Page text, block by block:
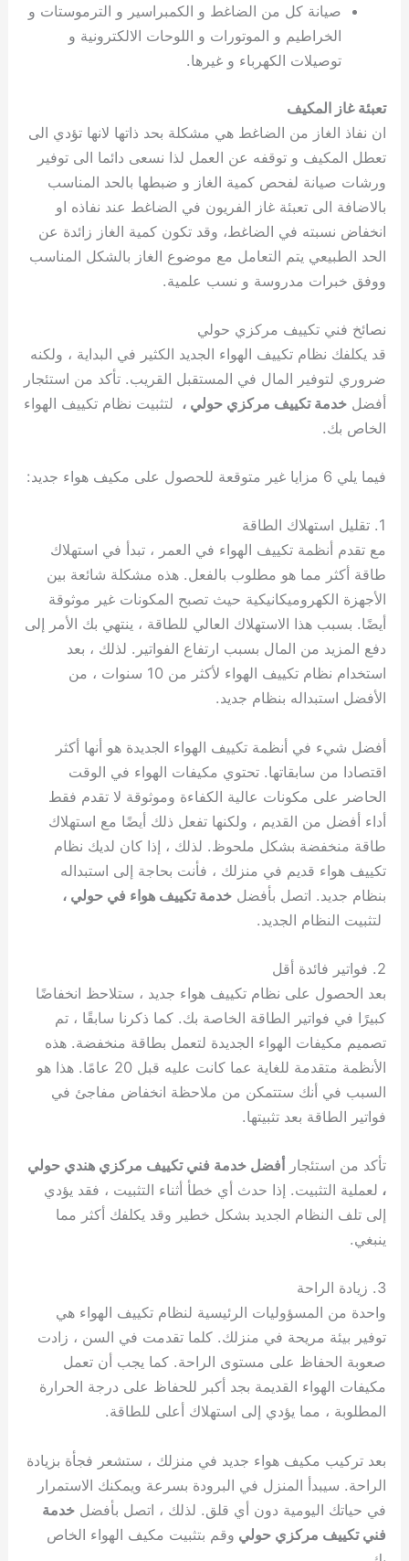
صيانة كل من الضاغط و الكمبراسير و الترموستات و
الخراطيم و الموتورات و اللوحات الالكترونية و
توصيلات الكهرباء و غيرها.
تعبئة غاز المكيف
ان نفاذ الغاز من الضاغط هي مشكلة بحد ذاتها لانها تؤدي الى
تعطل المكيف و توقفه عن العمل لذا نسعى دائما الى توفير
ورشات صيانة لفحص كمية الغاز و ضبطها بالحد المناسب
بالاضافة الى تعبئة غاز الفريون في الضاغط عند نفاذه او
انخفاض نسبته في الضاغط، وقد تكون كمية الغاز زائدة عن
الحد الطبيعي يتم التعامل مع موضوع الغاز بالشكل المناسب
ووفق خبرات مدروسة و نسب علمية.
نصائخ فني تكييف مركزي حولي
قد يكلفك نظام تكييف الهواء الجديد الكثير في البداية ، ولكنه
ضروري لتوفير المال في المستقبل القريب. تأكد من استئجار
أفضلخدمة تكييف مركزي حولي ، لتثبيت نظام تكييف الهواء
الخاص بك.
فيما يلي 6 مزايا غير متوقعة للحصول على مكيف هواء جديد:
1. تقليل استهلاك الطاقة
مع تقدم أنظمة تكييف الهواء في العمر ، تبدأ في استهلاك
طاقة أكثر مما هو مطلوب بالفعل. هذه مشكلة شائعة بين
الأجهزة الكهروميكانيكية حيث تصبح المكونات غير موثوقة
أيضًا. بسبب هذا الاستهلاك العالي للطاقة ، ينتهي بك الأمر إلى
دفع المزيد من المال بسبب ارتفاع الفواتير. لذلك ، بعد
استخدام نظام تكييف الهواء لأكثر من 10 سنوات ، من
الأفضل استبداله بنظام جديد.
أفضل شيء في أنظمة تكييف الهواء الجديدة هو أنها أكثر
اقتصادا من سابقاتها. تحتوي مكيفات الهواء في الوقت
الحاضر على مكونات عالية الكفاءة وموثوقة لا تقدم فقط
أداء أفضل من القديم ، ولكنها تفعل ذلك أيضًا مع استهلاك
طاقة منخفضة بشكل ملحوظ. لذلك ، إذا كان لديك نظام
تكييف هواء قديم في منزلك ، فأنت بحاجة إلى استبداله
بنظام جديد. اتصل بأفضلخدمة تكييف هواء في حولي ،
لتثبيت النظام الجديد.
2. فواتير فائدة أقل
بعد الحصول على نظام تكييف هواء جديد ، ستلاحظ انخفاضًا
كبيرًا في فواتير الطاقة الخاصة بك. كما ذكرنا سابقًا ، تم
تصميم مكيفات الهواء الجديدة لتعمل بطاقة منخفضة. هذه
الأنظمة متقدمة للغاية عما كانت عليه قبل 20 عامًا. هذا هو
السبب في أنك ستتمكن من ملاحظة انخفاض مفاجئ في
فواتير الطاقة بعد تثبيتها.
تأكد من استئجار أفضل خدمة فني تكييف مركزي هندي حولي
، لعملية التثبيت. إذا حدث أي خطأ أثناء التثبيت ، فقد يؤدي
إلى تلف النظام الجديد بشكل خطير وقد يكلفك أكثر مما
ينبغي.
3. زيادة الراحة
واحدة من المسؤوليات الرئيسية لنظام تكييف الهواء هي
توفير بيئة مريحة في منزلك. كلما تقدمت في السن ، زادت
صعوبة الحفاظ على مستوى الراحة. كما يجب أن تعمل
مكيفات الهواء القديمة بجد أكبر للحفاظ على درجة الحرارة
المطلوبة ، مما يؤدي إلى استهلاك أعلى للطاقة.
بعد تركيب مكيف هواء جديد في منزلك ، ستشعر فجأة بزيادة
الراحة. سيبدأ المنزل في البرودة بسرعة ويمكنك الاستمرار
في حياتك اليومية دون أي قلق. لذلك ، اتصل بأفضلخدمة
فني تكييف مركزي حولي وقم بتثبيت مكيف الهواء الخاص